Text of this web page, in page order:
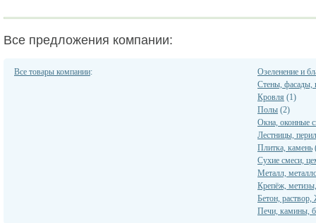
Все предложения компании:
Все товары компании:
Озеленение и
Стены, фасады,
Кровля (1)
Полы (2)
Окна, оконные
Лестницы,
Плитка, камень
Сухие смеси,
Металл,
Крепёж, метизы,
Бетон,
Печи, камины,